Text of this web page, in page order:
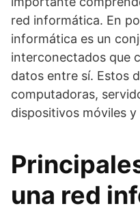
red informática. En
informática es un
interconectados que
datos entre sí. Estos
computadoras,
dispositivos móviles y
una red